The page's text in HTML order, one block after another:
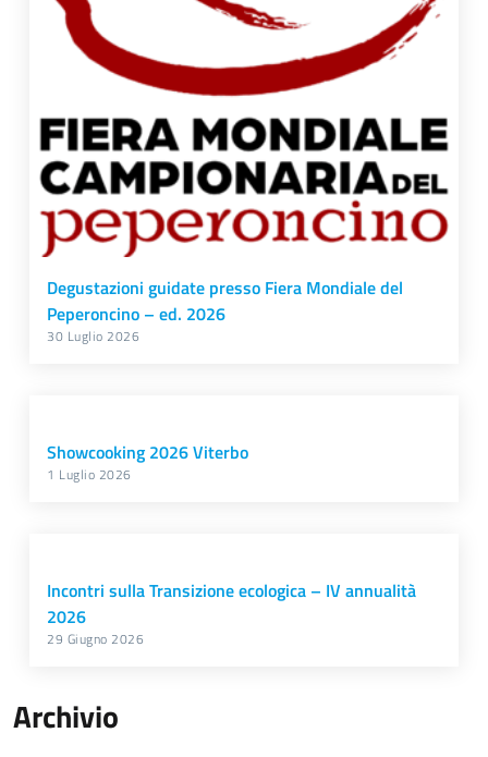
Degustazioni guidate presso Fiera Mondiale del
Peperoncino – ed. 2026
30 Luglio 2026
Showcooking 2026 Viterbo
1 Luglio 2026
Incontri sulla Transizione ecologica – IV annualità
2026
29 Giugno 2026
Archivio